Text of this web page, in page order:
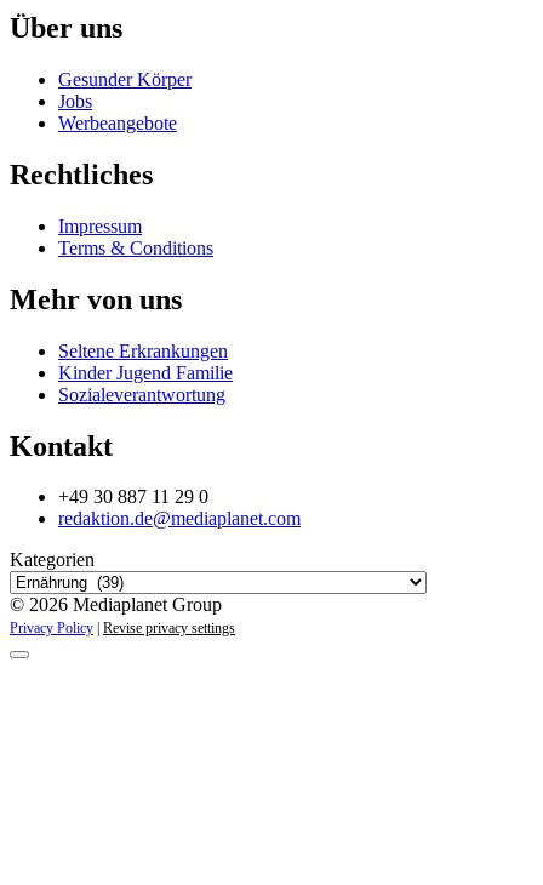
Über uns
Gesunder Körper
Jobs
Werbeangebote
Rechtliches
Impressum
Terms & Conditions
Mehr von uns
Seltene Erkrankungen
Kinder Jugend Familie
Sozialeverantwortung
Kontakt
+49 30 887 11 29 0
redaktion.de@mediaplanet.com
Kategorien
© 2026 Mediaplanet Group
Privacy Policy Revise privacy settings